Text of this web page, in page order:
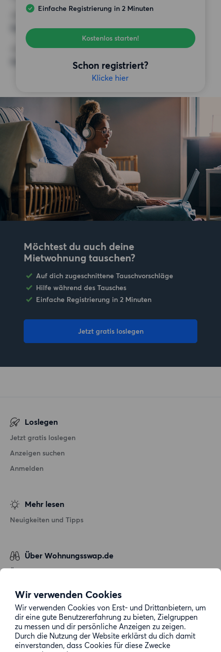
Wir verwenden Cookies
Wir verwenden Cookies von Erst- und Drittanbietern, um
dir eine gute Benutzererfahrung zu bieten, Zielgruppen
zu messen und dir persönliche Anzeigen zu zeigen.
Durch die Nutzung der Website erklärst du dich damit
einverstanden, dass Cookies für diese Zwecke
Einfache Registrierung in 2 Minuten
Kostenlos starten!
Schon registriert?
Klicke hier
Keine besonderen Anforderungen
SONSTIGE PRÄFERENZEN
Keine bestimmten Präferenzen
Möchtest du auch deine
Mietwohnung tauschen?
Auf dich zugeschnittene Tauschvorschläge
Hilfe während des Tausches
Einfache Registrierung in 2 Minuten
Jetzt gratis loslegen
Loslegen
Jetzt gratis loslegen
Anzeigen suchen
Anmelden
Mehr lesen
Neuigkeiten und Tipps
Über Wohnungsswap.de
Über uns
Datenschutz
Cookie-Richtlinie
Sitemap